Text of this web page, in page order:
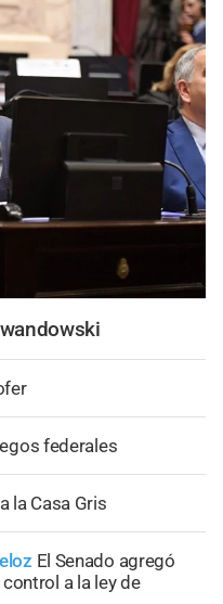
federales
la Casa Gris
El Senado agregó
a la ley de